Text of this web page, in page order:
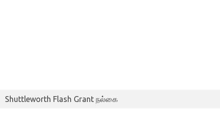
Shuttleworth Flash Grant நல்கை